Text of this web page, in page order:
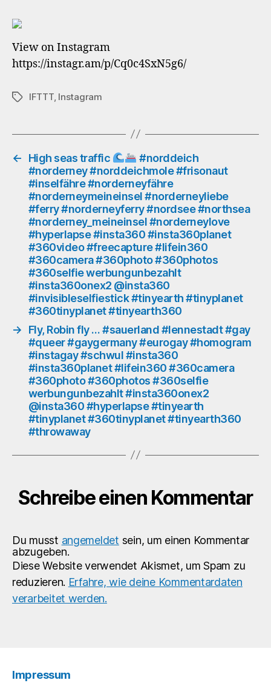
#rabbit
#360camera
#360photo
#360selfie
werbungunbezahlt
#insta360onex2
@insta360
#invisibleselfiestick
#tinyearth
#tinyearth360
#queer
#gaylife
#eurogay
#homogram
#instagay
View on Instagram
https://instagr.am/p/Cq0c4SxN5g6/
Schlagwörter
IFTTT, Instagram
← High seas traffic
#norddeich
#norderney #norddeichmole #frisonaut
#inselfähre #norderneyfähre
#norderneymeineinsel #norderneyliebe
#ferry #norderneyferry #nordsee #northsea
#norderney_meineinsel #norderneylove
#hyperlapse #insta360 #insta360planet
#360video #freecapture #lifein360
#360camera #360photo #360photos
#360selfie werbungunbezahlt
#insta360onex2 @insta360
#invisibleselfiestick #tinyearth #tinyplanet
#360tinyplanet #tinyearth360
→
Fly, Robin fly … #sauerland #lennestadt #gay
#queer #gaygermany #eurogay #homogram
#instagay #schwul #insta360
#insta360planet #lifein360 #360camera
#360photo #360photos #360selfie
werbungunbezahlt #insta360onex2
@insta360 #hyperlapse #tinyearth
#tinyplanet #360tinyplanet #tinyearth360
#throwaway
Schreibe einen Kommentar
Du musst angemeldet sein, um einen Kommentar
abzugeben.
Diese Website verwendet Akismet, um Spam zu
reduzieren. Erfahre, wie deine Kommentardaten
verarbeitet werden.
Impressum